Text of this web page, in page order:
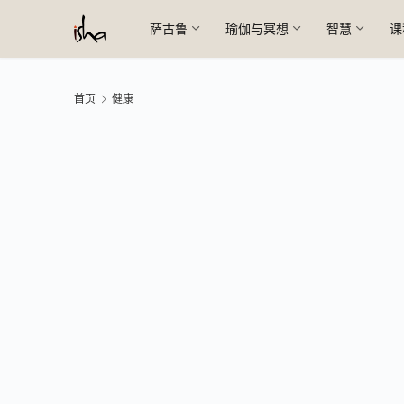
萨古鲁 瑜伽与冥想 智慧
首页 健康